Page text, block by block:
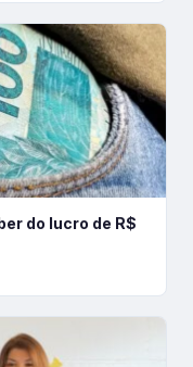
do lucro de R$